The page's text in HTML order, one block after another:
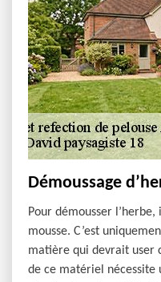
Démoussage
Pour démousser
mousse. C’est
matière qui devrait user
de ce matériel nécessite